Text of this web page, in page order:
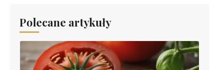
Polecane artykuły